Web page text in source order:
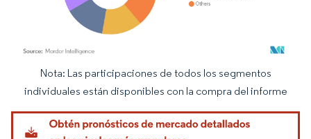
Imagen © Mordor Intelligence. El uso requiere atribución según CC BY 4.0.
Nota: Las participaciones de todos los segmentos
individuales están disponibles con la compra del informe